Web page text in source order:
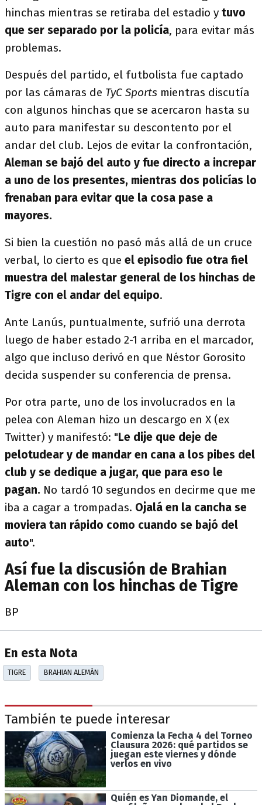
hinchas mientras se retiraba del estadio y tuvo
que ser separado por la policía, para evitar más
problemas.
Después del partido, el futbolista fue captado
por las cámaras de TyC Sports mientras discutía
con algunos hinchas que se acercaron hasta su
auto para manifestar su descontento por el
andar del club. Lejos de evitar la confrontación,
Aleman se bajó del auto y fue directo a increpar
a uno de los presentes, mientras dos policías lo
frenaban para evitar que la cosa pase a
mayores.
Si bien la cuestión no pasó más allá de un cruce
verbal, lo cierto es que el episodio fue otra fiel
muestra del malestar general de los hinchas de
Tigre con el andar del equipo.
Ante Lanús, puntualmente, sufrió una derrota
luego de haber estado 2-1 arriba en el marcador,
algo que incluso derivó en que Néstor Gorosito
decida suspender su conferencia de prensa.
Por otra parte, uno de los involucrados en la
pelea con Aleman hizo un descargo en X (ex
Twitter) y manifestó: "Le dije que deje de
pelotudear y de mandar en cana a los pibes del
club y se dedique a jugar, que para eso le
pagan. No tardó 10 segundos en decirme que me
iba a cagar a trompadas. Ojalá en la cancha se
moviera tan rápido como cuando se bajó del
auto".
Así fue la discusión de Brahian
Aleman con los hinchas de Tigre
BP
En esta Nota
TIGRE BRAHIAN ALEMÁN
También te puede interesar
Comienza la Fecha 4 del Torneo
Clausura 2026: qué partidos se
juegan este viernes y dónde
verlos en vivo
Quién es Yan Diomande, el